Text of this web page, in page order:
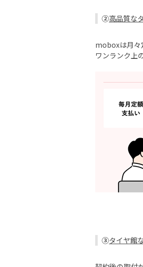
②高品質な
moboxは月
ワンランク上
③タイヤ館